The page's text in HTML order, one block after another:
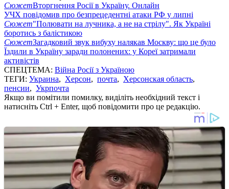
СюжетВторгнення Росії в Україну. Онлайн
УЧХ повідомив про безпрецедентні атаки РФ у липні
Сюжет"Полювати на лучника, а не на стрілу". Як Україні
боротись з балістикою
СюжетЗагадковий звук вибуху налякав Москву: що це було
Їздили в Україну заради полонених: у Кореї затримали
активістів
СПЕЦТЕМА: Війна Росії з Україною
ТЕГИ: Украина, Херсон, почта, Херсонская область,
пенсии, Укрпочта
Якщо ви помітили помилку, виділіть необхідний текст і
натисніть Ctrl + Enter, щоб повідомити про це редакцію.